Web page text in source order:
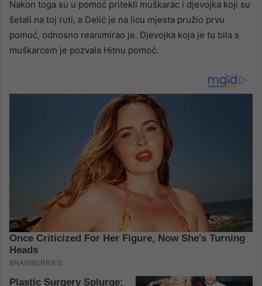
Nakon toga su u pomoć pritekli muškarac i djevojka koji su
šetali na toj ruti, a Delić je na licu mjesta pružio prvu
pomoć, odnosno reanimirao je. Djevojka koja je tu bila s
muškarcem je pozvala Hitnu pomoć.